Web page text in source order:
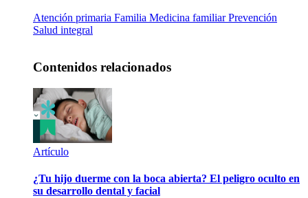
Atención primaria Familia Medicina familiarPrevención
Salud integral
Contenidos relacionados
Artículo
¿Tu hijo duerme con la boca abierta? El peligro oculto en
su desarrollo dental y facial